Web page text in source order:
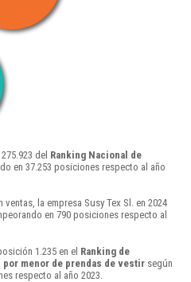
del Ranking Nacional de
en 37.253 posiciones respecto al año
ventas, la empresa Susy Tex Sl. en 2024
en 790 posiciones respecto al
1.235 en el Ranking de
menor de prendas de vestir según
respecto al año 2023.